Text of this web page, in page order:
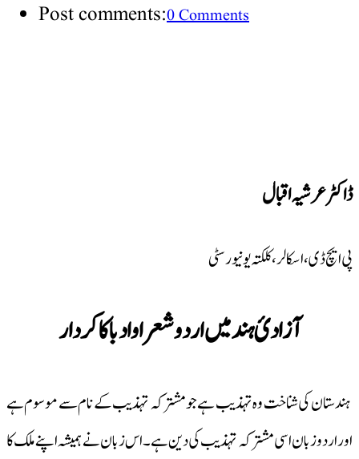
Post comments:0 Comments
ڈاکٹرعرشیہ اقبال
پی ایچ ڈی، اسکالر،کلکتہ یونیورسٹی
آزادیٔ ہند میں اردو شعرا و ادباکا کردار
ہندستان کی شناخت وہ تہذیب ہے جو مشترکہ تہذیب کے نام سے موسوم ہے
اور اردو زبان اسی مشترکہ تہذیب کی دین ہے ۔ اس زبان نے ہمیشہ اپنے ملک کا